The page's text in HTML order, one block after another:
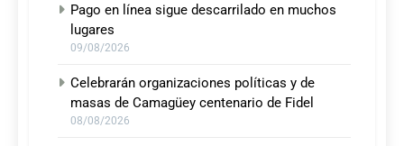
Pago en línea sigue descarrilado en muchos
lugares
09/08/2026
Celebrarán organizaciones políticas y de
masas de Camagüey centenario de Fidel
08/08/2026